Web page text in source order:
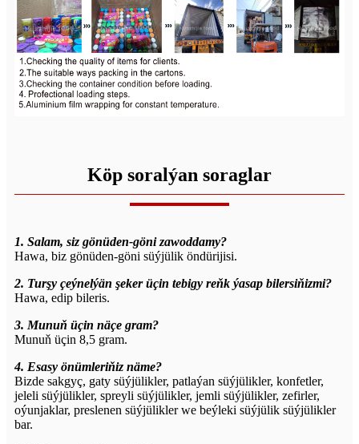
Köp soralýan soraglar
1. Salam, siz gönüden-göni zawoddamy?
Hawa, biz gönüden-göni süýjülik öndürijisi.
2. Turşy çeýnelýän şeker üçin tebigy reňk ýasap bilersiňizmi?
Hawa, edip bileris.
3. Munuň üçin näçe gram?
Munuň üçin 8,5 gram.
4. Esasy önümleriňiz näme?
Bizde sakgyç, gaty süýjülikler, patlaýan süýjülikler, konfetler,
jeleli süýjülikler, spreyli süýjülikler, jemli süýjülikler, zefirler,
oýunjaklar, preslenen süýjülikler we beýleki süýjülik süýjülikler
bar.